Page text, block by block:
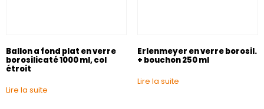
Ballon a fond plat en verre
borosilicaté 1000 ml, col
étroit
Lire la suite
Erlenmeyer en verre borosil.
+ bouchon 250 ml
Lire la suite